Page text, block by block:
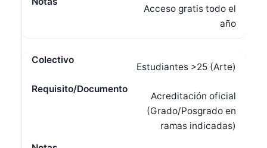
Acceso gratis todo el
año
Estudiantes >25 (Arte)
Acreditación oficial
(Grado/Posgrado en
ramas indicadas)